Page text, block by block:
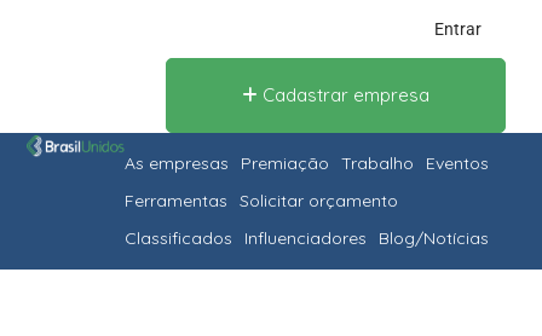
Entrar
Cadastrar empresa
As empresas Premiação Trabalho
Eventos
Ferramentas
Solicitar orçamento
Classificados
Influenciadores Blog/Notícias